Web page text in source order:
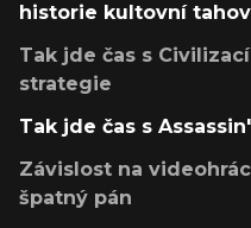
historie kultovní
Tak jde čas s
strategie
Tak jde čas s
Závislost na
špatný pán